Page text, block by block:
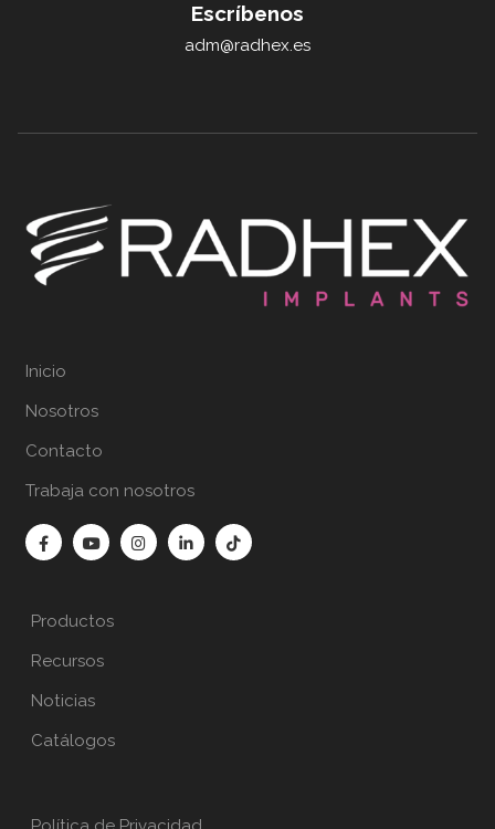
Escríbenos
adm@radhex.es
Inicio
Nosotros
Contacto
Trabaja con nosotros
Productos
Recursos
Noticias
Catálogos